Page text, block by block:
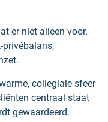
er niet alleen voor.
privébalans,
collegiale sfeer
centraal staat
gewaardeerd.